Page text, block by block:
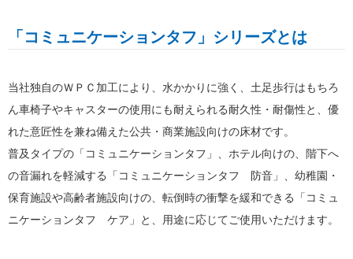
「コミュニケーションタフ」シリーズとは
当社独自のＷＰＣ加工により、水かかりに強く、土足歩行はもちろ
ん車椅子やキャスターの使用にも耐えられる耐久性・耐傷性と、優
れた意匠性を兼ね備えた公共・商業施設向けの床材です。
普及タイプの「コミュニケーションタフ」、ホテル向けの、階下へ
の音漏れを軽減する「コミュニケーションタフ 防音」、幼稚園・
保育施設や高齢者施設向けの、転倒時の衝撃を緩和できる「コミュ
ニケーションタフ ケア」と、用途に応じてご使用いただけます。